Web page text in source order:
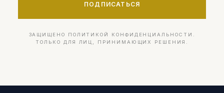
ПОДПИСАТЬСЯ
ЗАЩИЩЕНО ПОЛИТИКОЙ КОНФИДЕНЦИАЛЬНОСТИ.
ТОЛЬКО ДЛЯ ЛИЦ, ПРИНИМАЮЩИХ РЕШЕНИЯ.